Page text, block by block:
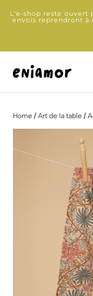
L'e-shop reste ouvert
envois reprendront à
Home /Art de la table /